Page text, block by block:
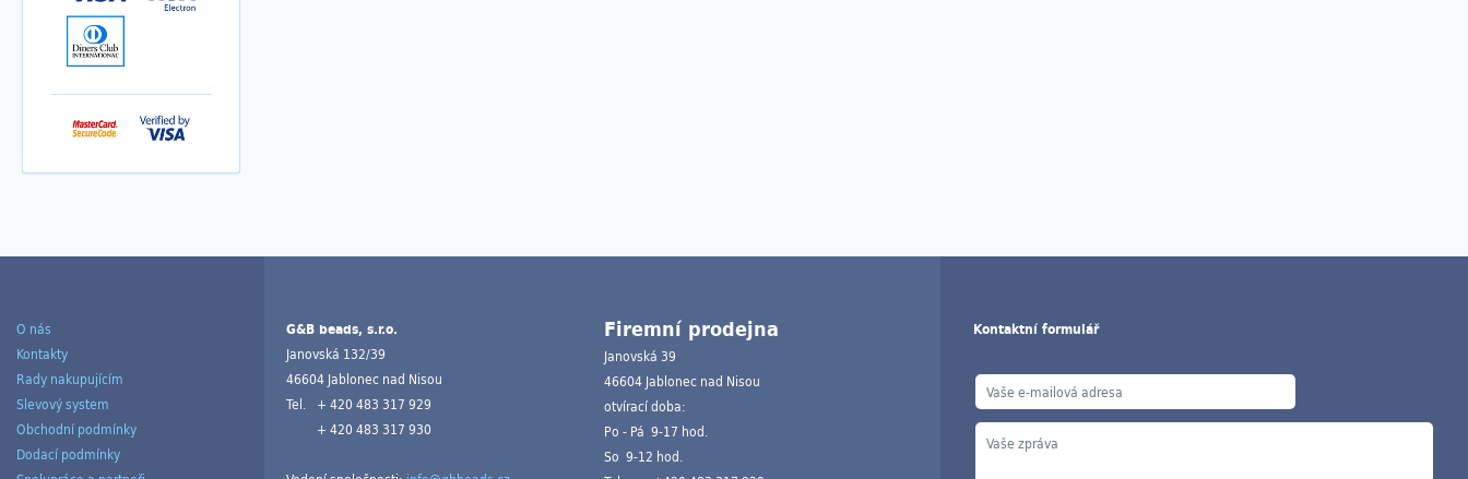
O nás
Kontakty
Rady nakupujícím
Slevový system
Obchodní podmínky
Dodací podmínky
G&B beads, s.r.o.
Janovská 132/39
46604 Jablonec nad Nisou
Tel.
+ 420 483 317 929
+ 420 483 317 930
Firemní prodejna
Janovská 39
46604 Jablonec nad Nisou
otvírací doba:
Po - Pá 9-17 hod.
So 9-12 hod.
Kontaktní formulář